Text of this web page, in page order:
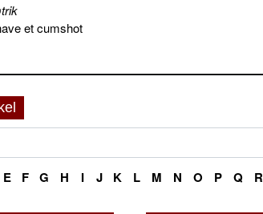
et cumshot
E F G H I J K L M N O P Q R